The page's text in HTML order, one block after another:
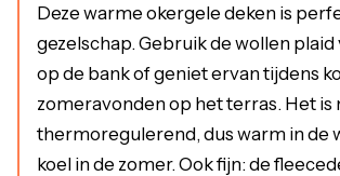
Deze warme okergele deken is
gezelschap. Gebruik de wollen
op de bank of geniet ervan tijdens
zomeravonden op het terras. Het is
thermoregulerend, dus warm in de
koel in de zomer. Ook fijn: de